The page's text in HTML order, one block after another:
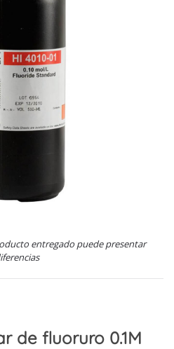
entregado puede presentar
de fluoruro 0.1M